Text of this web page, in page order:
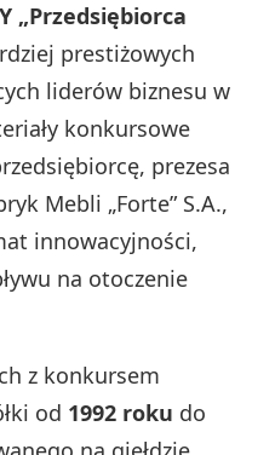
„Przedsiębiorca
prestiżowych
liderów biznesu w
konkursowe
prezesa
Mebli „Forte” S.A.,
innowacyjności,
na otoczenie
z konkursem
od 1992 roku do